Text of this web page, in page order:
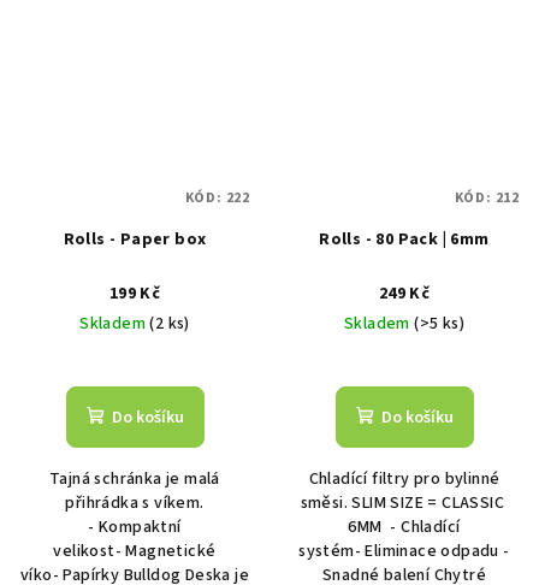
Rolls - Paper box
199 Kč
Skladem(2 ks)
Do košíku
Tajná schránka je malá
přihrádka s víkem.
- Kompaktní
velikost- Magnetické
víko- Papírky Bulldog Deska je
KÓD: 222
Rolls - 80 Pack | 6mm
249 Kč
Skladem(>5 ks)
Do košíku
Chladící filtry pro bylinné
směsi. SLIM SIZE = CLASSIC
6MM - Chladící
systém- Eliminace odpadu -
Snadné balení Chytré
KÓD: 212